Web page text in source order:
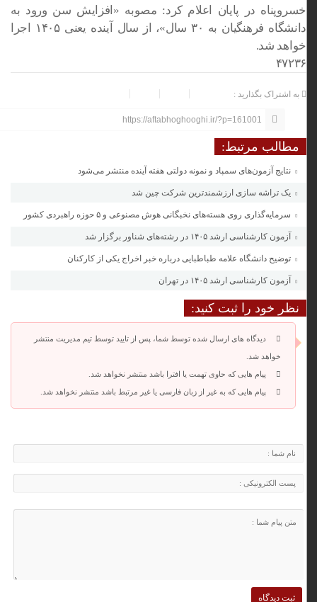
خسروپناه در پایان اعلام کرد: مصوبه «افزایش سن ورود به
دانشگاه فرهنگیان به ۳۰ سال»، از سال آینده یعنی ۱۴۰۵ اجرا
خواهد شد.
۴۷۲۳۶
به اشتراک بگذارید :
https://aftabhoghooghi.ir/?p=161001
مطالب مرتبط:
نتایج آزمون‌های سمپاد و نمونه دولتی هفته آینده منتشر می‌شود
یک تراشه سازی ارزشمندترین شرکت چین شد
سرمایه‌گذاری روی هسته‌های نخبگانی هوش مصنوعی و ۵ حوزه راهبردی کشور
آزمون‌ کارشناسی ارشد ۱۴۰۵ در رشته‌های شناور برگزار شد
توضیح دانشگاه علامه طباطبایی درباره خبر اخراج یکی از کارکنان
آزمون کارشناسی ارشد ۱۴۰۵ در تهران
نظر خود را ثبت کنید:
دیدگاه های ارسال شده توسط شما، پس از تایید توسط تیم مدیریت منتشر
خواهد شد.
پیام هایی که حاوی تهمت یا افترا باشد منتشر نخواهد شد.
پیام هایی که به غیر از زبان فارسی یا غیر مرتبط باشد منتشر نخواهد شد.